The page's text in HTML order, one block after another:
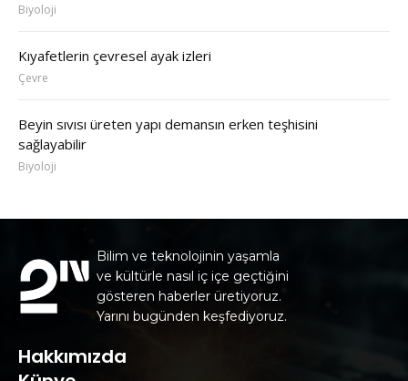
Biyoloji
Kıyafetlerin çevresel ayak izleri
Çevre
Beyin sıvısı üreten yapı demansın erken teşhisini
sağlayabilir
Biyoloji
Bilim ve teknolojinin yaşamla
ve kültürle nasıl iç içe geçtiğini
gösteren haberler üretiyoruz.
Yarını bugünden keşfediyoruz.
Hakkımızda